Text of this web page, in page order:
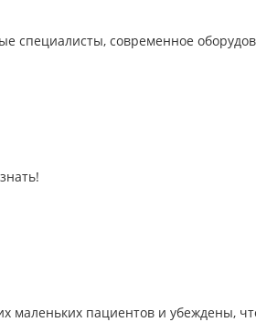
специалисты, современное
пациентов и убеждены,